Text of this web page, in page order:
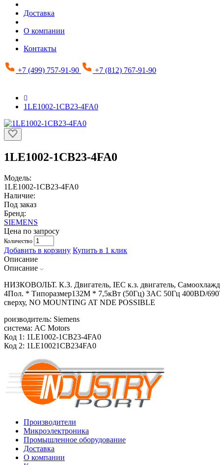
Доставка
О компании
Контакты
+7 (499) 757-91-90 +7 (812) 767-91-90
1LE1002-1CB23-4FA0
1LE1002-1CB23-4FA0
Модель:
1LE1002-1CB23-4FA0
Наличие:
Под заказ
Бренд:
SIEMENS
Цена по запросу
Количество
Добавить в корзину Купить в 1 клик
Описание
Описание
НИЗКОВОЛЬТ. К.З. Двигатель, IEC к.з. двигатель,
4Пол. * Типоразмер132M * 7,5кВт (50Гц) 3AC 50Гц 400ВD/
сверху, NO MOUNTING AT NDE POSSIBLE
роизводитель: Siemens
система: AC Motors
Код 1: 1LE1002-1CB23-4FA0
Код 2: 1LE10021CB234FA0
Производители
Микроэлектроника
Промышленное оборудование
Доставка
О компании